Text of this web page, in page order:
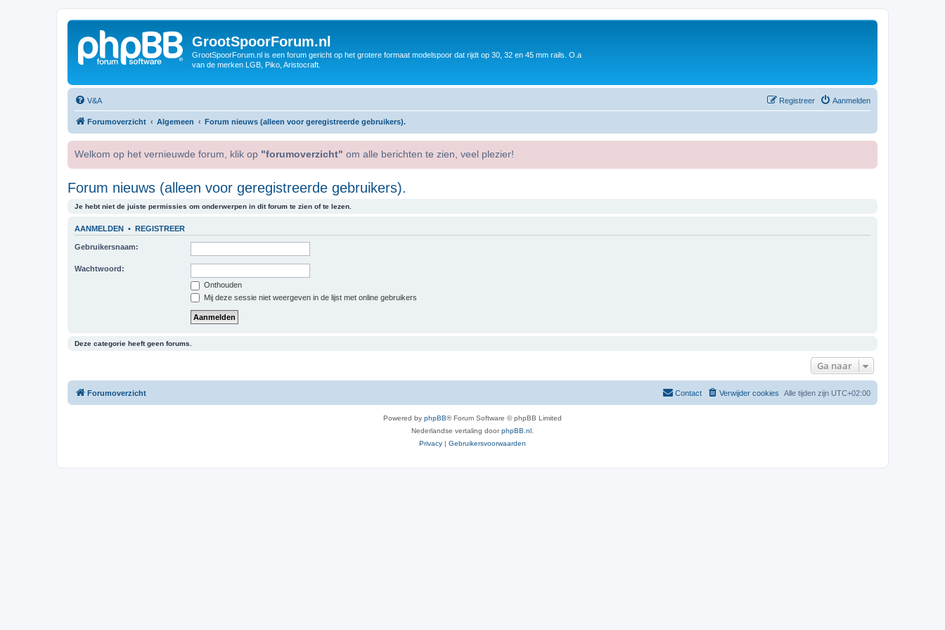
GrootSpoorForum.nl
GrootSpoorForum.nl is een forum gericht op het grotere formaat modelspoor dat rijdt op 30, 32 en 45 mm rails. O.a
van de merken LGB, Piko, Aristocraft.
V&A Aanmelden
Registreer
Forumoverzicht Algemeen Forum nieuws (alleen voor geregistreerde gebruikers).
Welkom op het vernieuwde forum, klik op "forumoverzicht" om alle berichten te zien, veel plezier!
Forum nieuws (alleen voor geregistreerde gebruikers).
Je hebt niet de juiste permissies om onderwerpen in dit forum te zien of te lezen.
AANMELDEN • REGISTREER
Gebruikersnaam:
Wachtwoord:
Onthouden
Mij deze sessie niet weergeven in de lijst met online gebruikers
Deze categorie heeft geen forums.
Ga naar
Forumoverzicht Alle tijden zijn UTC+02:00
Verwijder cookies
Contact
Powered by phpBB® Forum Software © phpBB Limited
Nederlandse vertaling doorphpBB.nl.
Privacy | Gebruikersvoorwaarden